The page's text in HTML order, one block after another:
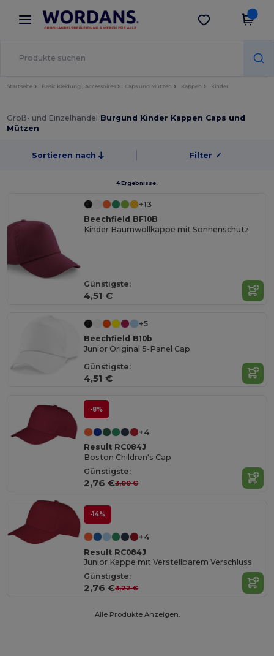
× Wordans App
Bessere Preise in der App!
App holen
Startseite Basic Kleidung | Accessoires Caps und Mützen Kappen Kinder
Groß- und Einzelhandel Burgund Kinder Kappen Caps und
Mützen
Sortieren nach Filter ✓
4 Ergebnisse.
+13
Beechfield BF10B
Kinder Baumwollkappe mit Sonnenschutz
Günstigste:
4,51 €
+5
Beechfield B10b
Junior Original 5-Panel Cap
Günstigste:
4,51 €
-8%
+4
Result RC084J
Boston Children's Cap
Günstigste:
2,76 €3,00 €
-14%
+4
Result RC084J
Junior Kappe mit Verstellbarem Verschluss
Günstigste:
2,76 €3,22 €
Alle Produkte Anzeigen.